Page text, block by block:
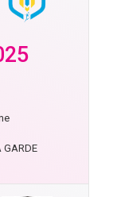
GARDE